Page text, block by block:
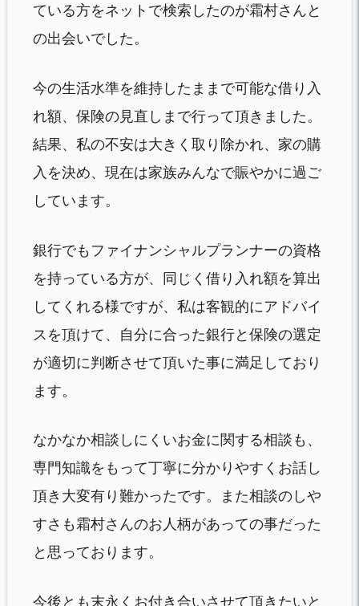
ている方をネットで検索したのが霜村さんと
の出会いでした。
今の生活水準を維持したままで可能な借り入
れ額、保険の見直しまで行って頂きました。
結果、私の不安は大きく取り除かれ、家の購
入を決め、現在は家族みんなで賑やかに過ご
しています。
銀行でもファイナンシャルプランナーの資格
を持っている方が、同じく借り入れ額を算出
してくれる様ですが、私は客観的にアドバイ
スを頂けて、自分に合った銀行と保険の選定
が適切に判断させて頂いた事に満足しており
ます。
なかなか相談しにくいお金に関する相談も、
専門知識をもって丁寧に分かりやすくお話し
頂き大変有り難かったです。また相談のしや
すさも霜村さんのお人柄があっての事だった
と思っております。
今後とも末永くお付き合いさせて頂きたいと